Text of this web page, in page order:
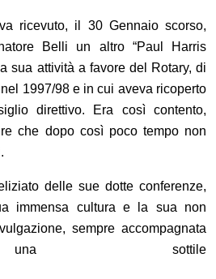
ricevuto, il 30 Gennaio scorso,
Belli un altro “Paul Harris
sua attività a favore del Rotary, di
1997/98 e in cui aveva ricoperto
direttivo. Era così contento,
che dopo così poco tempo non
delle sue dotte conferenze,
immensa cultura e la sua non
sempre accompagnata
sottile